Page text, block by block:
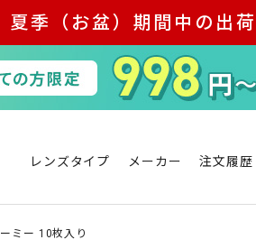
夏季（お盆）期間中の出
レンズタイプ メーカー 注文履歴
ミー 10枚入り